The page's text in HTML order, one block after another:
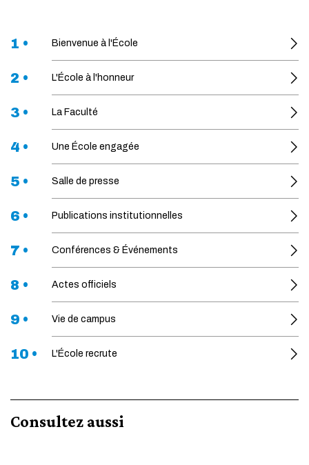
1 • Bienvenue à l'École
2 • L'École à l'honneur
3 • La Faculté
4 • Une École engagée
5 • Salle de presse
6 • Publications institutionnelles
7 • Conférences & Événements
8 • Actes officiels
9 • Vie de campus
10 • L'École recrute
Consultez aussi